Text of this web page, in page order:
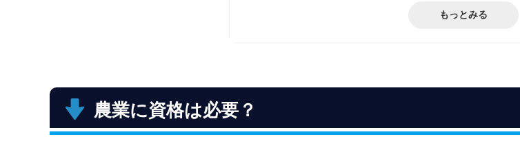
もっとみる
農業に資格は必要？